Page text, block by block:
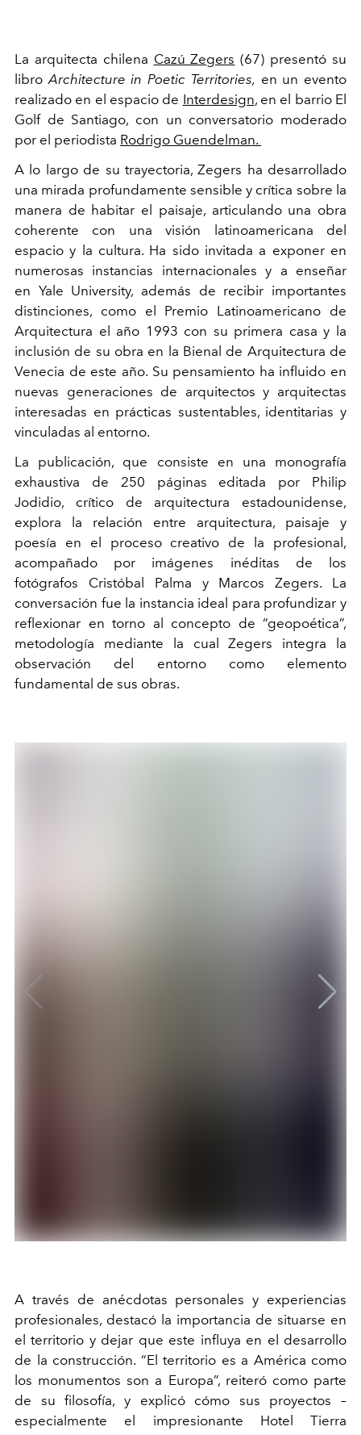
La arquitecta chilena Cazú Zegers (67) presentó su
libro Architecture in Poetic Territories, en un evento
realizado en el espacio de Interdesign, en el barrio El
Golf de Santiago, con un conversatorio moderado
por el periodista Rodrigo Guendelman.
A lo largo de su trayectoria, Zegers ha desarrollado
una mirada profundamente sensible y crítica sobre la
manera de habitar el paisaje, articulando una obra
coherente con una visión latinoamericana del
espacio y la cultura. Ha sido invitada a exponer en
numerosas instancias internacionales y a enseñar
en Yale University, además de recibir importantes
distinciones, como el Premio Latinoamericano de
Arquitectura el año 1993 con su primera casa y la
inclusión de su obra en la Bienal de Arquitectura de
Venecia de este año. Su pensamiento ha influido en
nuevas generaciones de arquitectos y arquitectas
interesadas en prácticas sustentables, identitarias y
vinculadas al entorno.
La publicación, que consiste en una monografía
exhaustiva de 250 páginas editada por Philip
Jodidio, crítico de arquitectura estadounidense,
explora la relación entre arquitectura, paisaje y
poesía en el proceso creativo de la profesional,
acompañado por imágenes inéditas de los
fotógrafos Cristóbal Palma y Marcos Zegers. La
conversación fue la instancia ideal para profundizar y
reflexionar en torno al concepto de “geopoética”,
metodología mediante la cual Zegers integra la
observación del entorno como elemento
fundamental de sus obras.
A través de anécdotas personales y experiencias
profesionales, destacó la importancia de situarse en
el territorio y dejar que este influya en el desarrollo
de la construcción. “El territorio es a América como
los monumentos son a Europa”, reiteró como parte
de su filosofía, y explicó cómo sus proyectos –
especialmente el impresionante Hotel Tierra